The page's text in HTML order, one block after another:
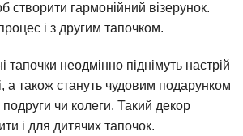
створити гармонійний візерунок.
і з другим тапочком.
тапочки неодмінно піднімуть настрій
а також стануть чудовим подарунком
чи колеги. Такий декор
і для дитячих тапочок.